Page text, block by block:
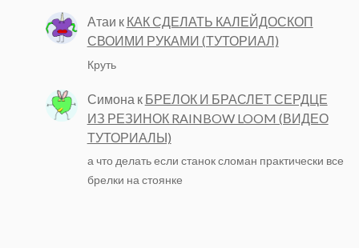
Атаи к КАК СДЕЛАТЬ КАЛЕЙДОСКОП
СВОИМИ РУКАМИ (ТУТОРИАЛ)
Круть
Симона к БРЕЛОК И БРАСЛЕТ СЕРДЦЕ
ИЗ РЕЗИНОК RAINBOW LOOM (ВИДЕО
ТУТОРИАЛЫ)
а что делать если станок сломан практически все
брелки на стоянке